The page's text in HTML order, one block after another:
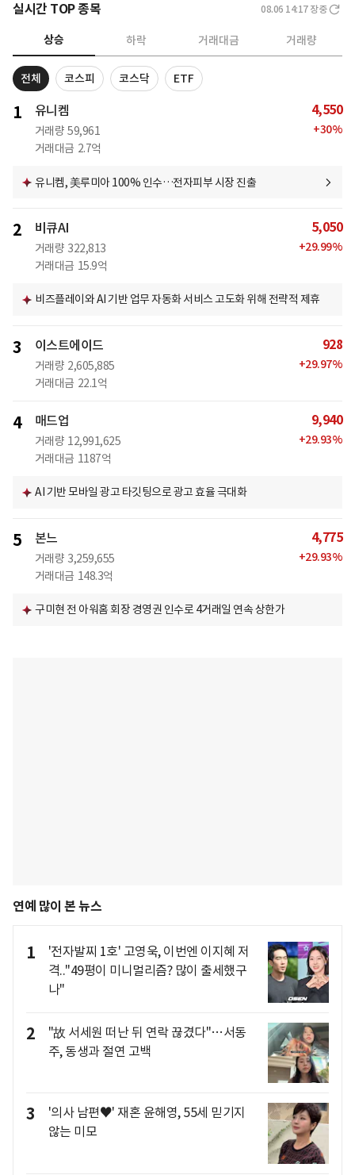
실시간 TOP 종목 08.06 14:17 장중
상승 하락 거래대금 거래량
전체 코스피 코스닥 ETF
1 유니켐
거래량 59,961
거래대금 2.7억
4,550
+30%
유니켐, 美루미아 100% 인수…전자피부 시장 진출
2 비큐AI
거래량 322,813
거래대금 15.9억
5,050
+29.99%
비즈플레이와 AI 기반 업무 자동화 서비스 고도화 위해 전략적 제휴
3 이스트에이드
거래량 2,605,885
거래대금 22.1억
928
+29.97%
4 매드업
거래량 12,991,625
거래대금 1187억
9,940
+29.93%
AI 기반 모바일 광고 타깃팅으로 광고 효율 극대화
5 본느
거래량 3,259,655
거래대금 148.3억
4,775
+29.93%
구미현 전 아워홈 회장 경영권 인수로 4거래일 연속 상한가
연예 많이 본 뉴스
1
'전자발찌 1호' 고영욱, 이번엔 이지혜 저
격.."49평이 미니멀리즘? 많이 출세했구
나"
2
"故 서세원 떠난 뒤 연락 끊겼다"…서동
주, 동생과 절연 고백
3
'의사 남편♥' 재혼 윤해영, 55세 믿기지
않는 미모